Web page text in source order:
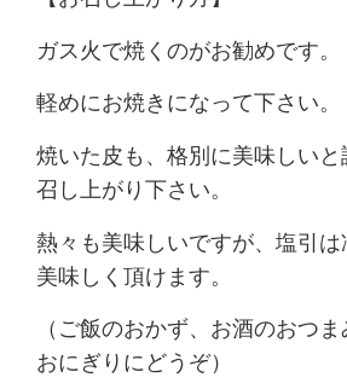
ガス火で焼くのがお勧めです。
軽めにお焼きになって下さい。
焼いた皮も、格別に美味しい
召し上がり下さい。
熱々も美味しいですが、塩引は
美味しく頂けます。
（ご飯のおかず、お酒のおつま
おにぎりにどうぞ）